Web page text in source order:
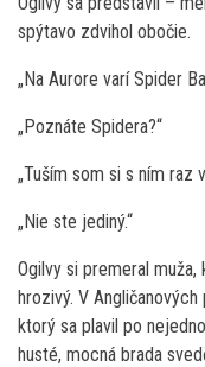
spýtavo zdvihol obočie.
„Na Aurore varí Spider
„Poznáte Spidera?“
„Tuším som si s ním raz
„Nie ste jediný.“
Ogilvy si premeral
hrozivý. V
ktorý sa plavil po
husté, mocná brada